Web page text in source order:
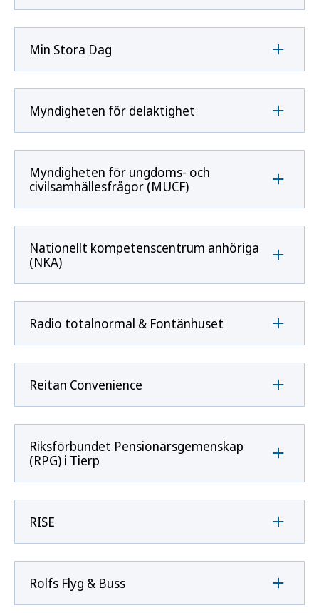
Min Stora Dag
Myndigheten för delaktighet
Myndigheten för ungdoms- och
civilsamhällesfrågor (MUCF)
Nationellt kompetenscentrum anhöriga
(NKA)
Radio totalnormal & Fontänhuset
Reitan Convenience
Riksförbundet Pensionärsgemenskap
(RPG) i Tierp
RISE
Rolfs Flyg & Buss